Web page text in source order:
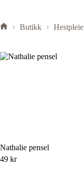
Butikk Hestpleie
Nathalie pensel
49 kr